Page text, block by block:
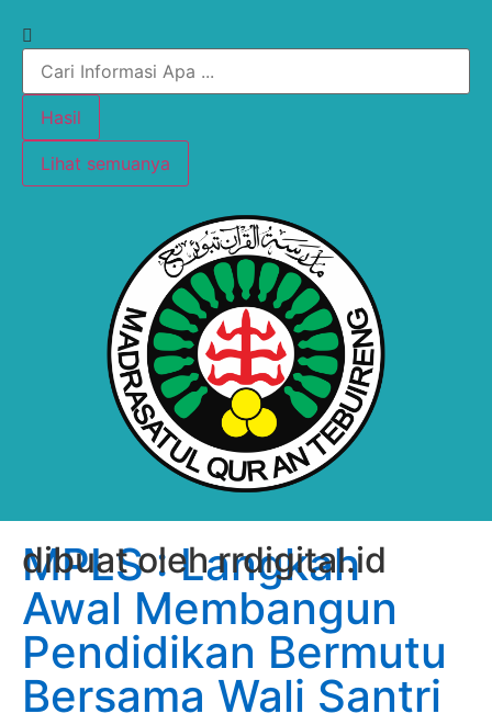
Hasil
Lihat semuanya
MPLS : Langkah
Awal Membangun
Pendidikan Bermutu
Bersama Wali Santri
dibuat oleh rrdigital.id